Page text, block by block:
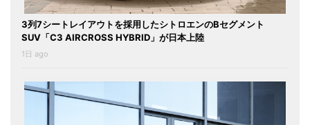
3列7シートレイアウトを採用したシトロエンのBセグメント
SUV「C3 AIRCROSS HYBRID」が日本上陸
1日 ago